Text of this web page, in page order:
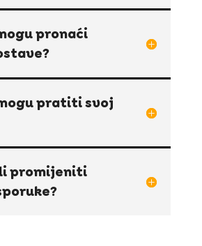
pronaći
pratiti svoj
li promijeniti